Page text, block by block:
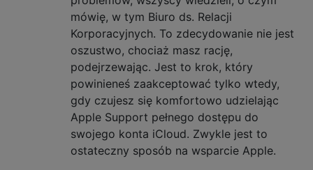
mówię, w tym Biuro ds. Relacji
Korporacyjnych. To zdecydowanie nie jest
oszustwo, chociaż masz rację,
podejrzewając. Jest to krok, który
powinieneś zaakceptować tylko wtedy,
gdy czujesz się komfortowo udzielając
Apple Support pełnego dostępu do
swojego konta iCloud. Zwykle jest to
ostateczny sposób na wsparcie Apple.